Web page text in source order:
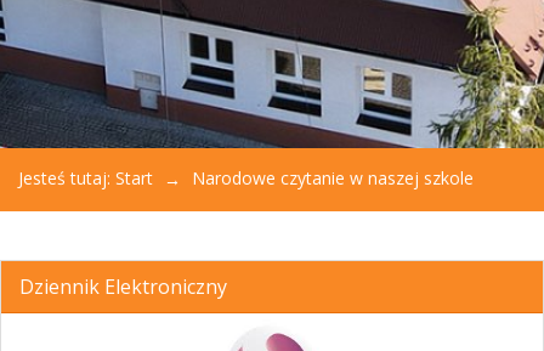
Jesteś tutaj: Start Narodowe czytanie w naszej szkole
Dziennik Elektroniczny